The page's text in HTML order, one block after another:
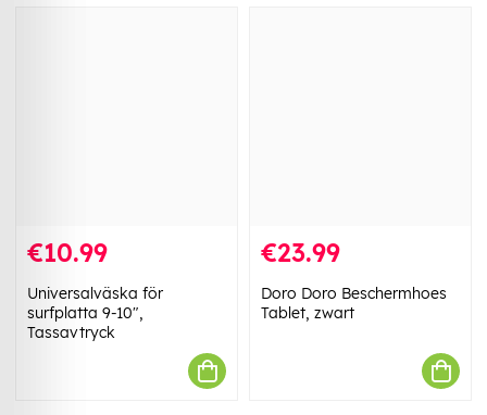
€10.99
Universalväska för
surfplatta 9-10",
Tassavtryck
€23.99
Doro Doro Beschermhoes
Tablet, zwart